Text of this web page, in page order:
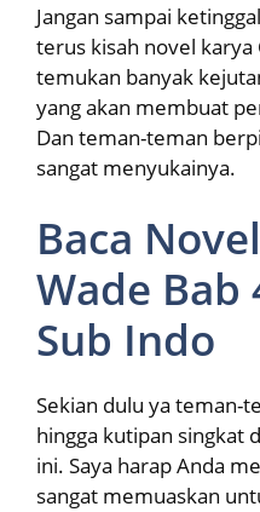
Jangan sampai
terus kisah novel karya
temukan banyak
yang akan membuat
Dan teman-teman
sangat menyukainya.
Baca
Wade Bab
Sub Indo
Sekian dulu ya teman-
hingga kutipan singkat
ini. Saya harap Anda
sangat memuaskan